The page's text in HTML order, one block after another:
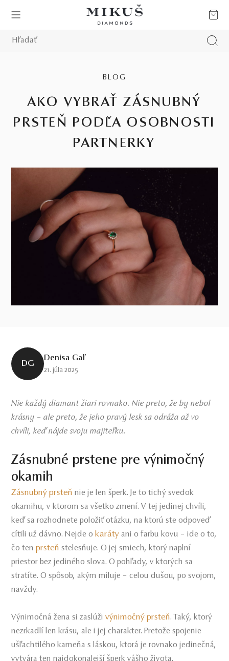
BLOG
AKO VYBRAŤ ZÁSNUBNÝ
PRSTEŇ PODĽA OSOBNOSTI
PARTNERKY
DG
Denisa Gaľ
21. júla 2025
Nie každý diamant žiari rovnako. Nie preto, že by nebol
krásny – ale preto, že jeho pravý lesk sa odráža až vo
chvíli, keď nájde svoju majiteľku.
Zásnubné prstene pre výnimočný
okamih
Zásnubný prsteň nie je len šperk. Je to tichý svedok
okamihu, v ktorom sa všetko zmení. V tej jedinej chvíli,
keď sa rozhodnete položiť otázku, na ktorú ste odpoveď
cítili už dávno. Nejde o karáty ani o farbu kovu – ide o to,
čo tenprsteň stelesňuje. O jej smiech, ktorý naplní
priestor bez jediného slova. O pohľady, v ktorých sa
stratíte. O spôsob, akým miluje – celou dušou, po svojom,
navždy.
Výnimočná žena si zaslúživýnimočný prsteň. Taký, ktorý
nezrkadlí len krásu, ale i jej charakter. Pretože spojenie
ušľachtilého kameňa s láskou, ktorá je rovnako jedinečná,
vytvára ten najdokonalejší šperk vášho života.